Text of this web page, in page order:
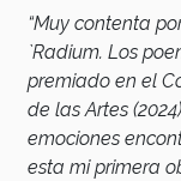
“Muy contenta
`Radium. Los
premiado en el
de las Artes
emociones
esta mi primera